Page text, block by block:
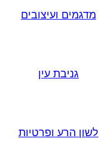
מדגמים ועיצובים
גניבת עין
לשון הרע ופרטיות